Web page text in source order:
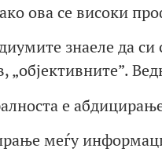
ова се високи
знаеле да си
е
меѓу